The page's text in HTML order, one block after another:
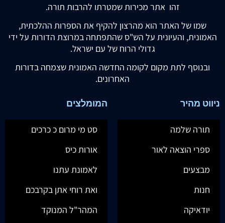
זהו אתר מכירות שמטרתו להרבות תורה.
שמו של האתר הוא מהרצון להקיף את הספרות ההלכתית,
האמונית, והעיונית על הש"ס שהתפתחה במרוצת הדורות על ידי
גדולי הרוח של עם ישראל.
ובנוסף לתת מקום לקומה החדשה האמונית שצמחה בדורות
האחרונים.
ניווט מהיר
תורה שלמה
ספרי הוצאה לאור
מבצעים
חנות
יודאיקה
המומלצים
סט מי מרום כ כרכים
אורות כיס
לאמונת עתנו
ואת רוחי אתן בקרבכם
המהר"ל המנוקד